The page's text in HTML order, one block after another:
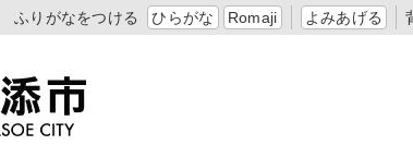
ふりがなをつける ひらがな Romaji よみあげる